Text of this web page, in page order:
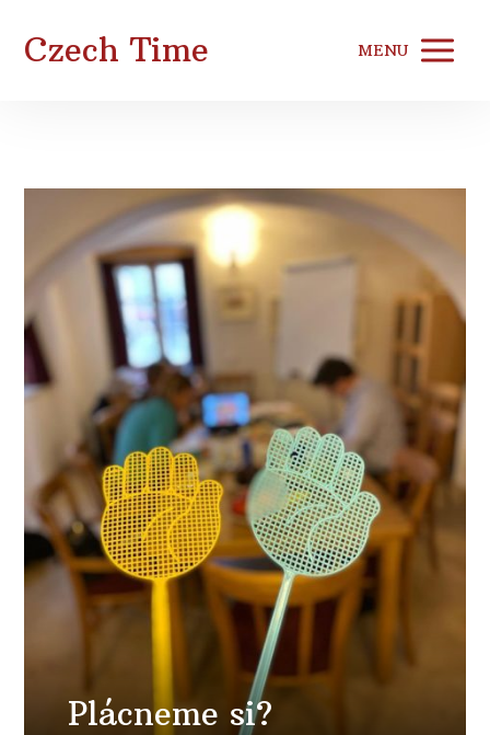
Czech Time MENU
Plácneme si?